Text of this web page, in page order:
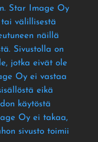
. Star Image Oy
välillisestä
näillä
. Sivustolla on
, jotka eivät ole
Oy ei vastaa
eikä
käytöstä
Oy ei takaa,
sivusto toimii